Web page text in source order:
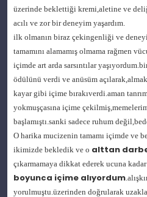
üzerinde beklettiği kremi,aletine ve
acılı ve zor bir deneyim yaşardım.
ilk olmanın biraz çekingenliği ve
tamamını alamamış olmama rağmen
içimde art arda sarsıntılar
ödülünü verdi ve anüsüm
kayar gibi içime bırakıverdi.aman
yokmuşçasına içime
başlamıştı.sanki sadece ruhum
O harika mucizenin tamamı içimde ve
ikimizde bekledik ve o alttan
çıkarmamaya dikkat ederek ucuna kadar
boyunca içime alıyordum
yorulmuştu.üzerinden doğrularak